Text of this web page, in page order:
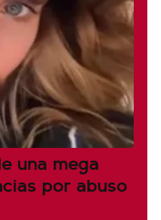
una mega
por abuso